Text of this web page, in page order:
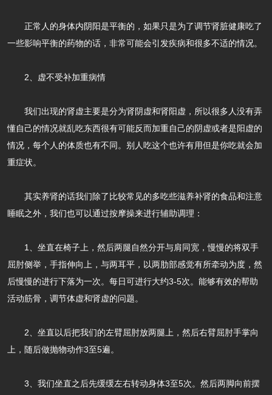
正常人的身体内阴阳是平衡的，如果只是为了调节肾脏健康吃了
一些影响平衡的药物的话，非常可能会引发疾病和很多不适的情况。
2、虚不受补加重病情
我们出现的肾虚主要是分为肾阴虚和肾阳虚，所以很多人没有弄
懂自己的情况就乱吃东西很有可能反而加重自己的阴虚或者是阳虚的
情况，每个人的体质也有不同。别人吃这个也许有用但是你吃就会加
重症状。
其实养肾的话我们除了比较常见的多吃些滋养补肾的食品和注意
睡眠之外，我们也可以通过按摩操来进行辅助调理：
1、坐直在椅子上，然后两腿自然分开与肩同宽，慢慢的将双手
屈肘侧举，手指伸向上，与两耳平，以两肋部感觉有所牵动为度，然
后慢慢的进行下落为一次。每日可进行大约3-5次。能够有效的帮助
活动筋骨，调节体虚和肾虚的问题。
2、坐直以后把我们的左臂屈肘放两腿上，然后右臂屈肘手掌向
上，随后做抛物动作3至5遍。
3、我们坐直之后先缓缓左右转动身体3至5次。然后两脚向前摆